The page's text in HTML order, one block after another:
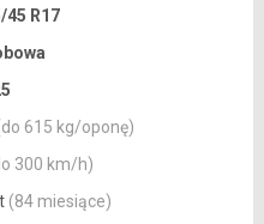
45 R17
615 kg/oponę)
300 km/h)
(84 miesiące)